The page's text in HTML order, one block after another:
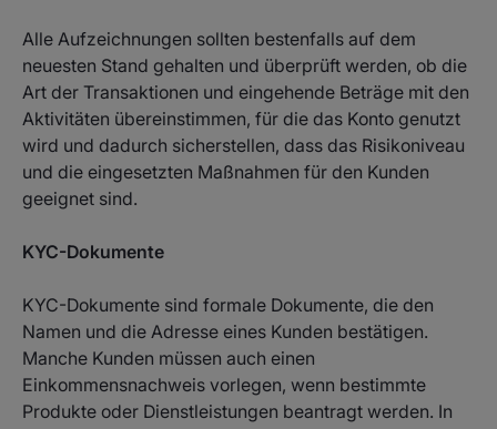
Alle Aufzeichnungen sollten bestenfalls auf dem
neuesten Stand gehalten und überprüft werden, ob die
Art der Transaktionen und eingehende Beträge mit den
Aktivitäten übereinstimmen, für die das Konto genutzt
wird und dadurch sicherstellen, dass das Risikoniveau
und die eingesetzten Maßnahmen für den Kunden
geeignet sind.
KYC-Dokumente
KYC-Dokumente sind formale Dokumente, die den
Namen und die Adresse eines Kunden bestätigen.
Manche Kunden müssen auch einen
Einkommensnachweis vorlegen, wenn bestimmte
Produkte oder Dienstleistungen beantragt werden. In